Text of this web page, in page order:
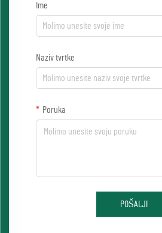
Ime
Naziv tvrtke
Poruka
POŠALJI